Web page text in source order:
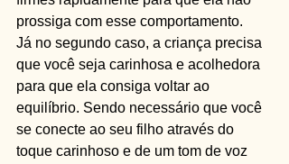
prossiga com esse comportamento.
Já no segundo caso, a criança precisa
que você seja carinhosa e acolhedora
para que ela consiga voltar ao
equilíbrio. Sendo necessário que você
se conecte ao seu filho através do
toque carinhoso e de um tom de voz